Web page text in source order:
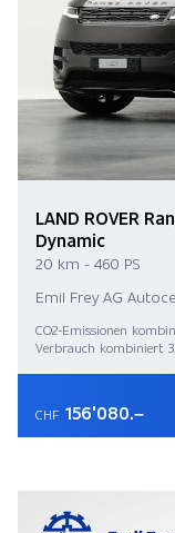
LAND ROVER
Dynamic
20 km - 460 PS
Emil Frey AG
CO2-Emissionen
Verbrauch kombiniert
CHF 156'080.–